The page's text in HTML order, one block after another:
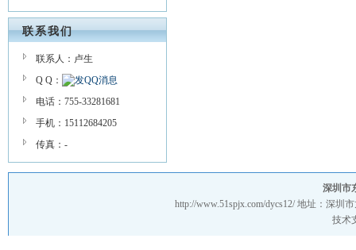
联系我们
联系人：卢生
Q Q：
电话：755-33281681
手机：15112684205
传真：-
深圳市
http://www.51spjx.com/dycs12/地址：深圳市
技术